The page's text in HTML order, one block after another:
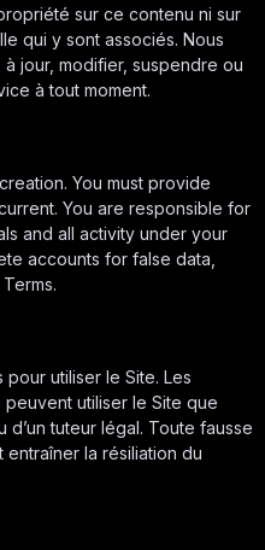
sur ce contenu ni sur
qui y sont associés. Nous
jour, modifier, suspendre ou
à tout moment.
You must provide
You are responsible for
and all activity under your
accounts for false data,
pour utiliser le Site. Les
peuvent utiliser le Site que
d’un tuteur légal. Toute fausse
la résiliation du